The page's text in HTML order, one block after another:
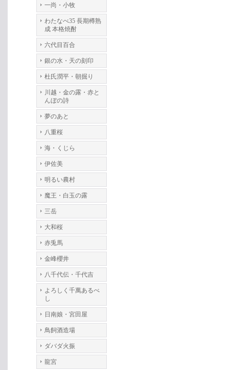
一尚・小牧
わたなべ35 長期樽熟
成 本格焼酎
六代目百合
銀の水・天の刻印
杜氏潤平・朝掘り
川越・金の露・赤と
んぼの詩
夢のあと
八重桜
海・くじら
伊佐美
明るい農村
魔王・白玉の露
三岳
大和桜
赤兎馬
金峰櫻井
八千代伝・千代吉
よろしく千萬あるべ
し
日南娘・宮田屋
鳥飼酒造場
ダバダ火振
龍宮